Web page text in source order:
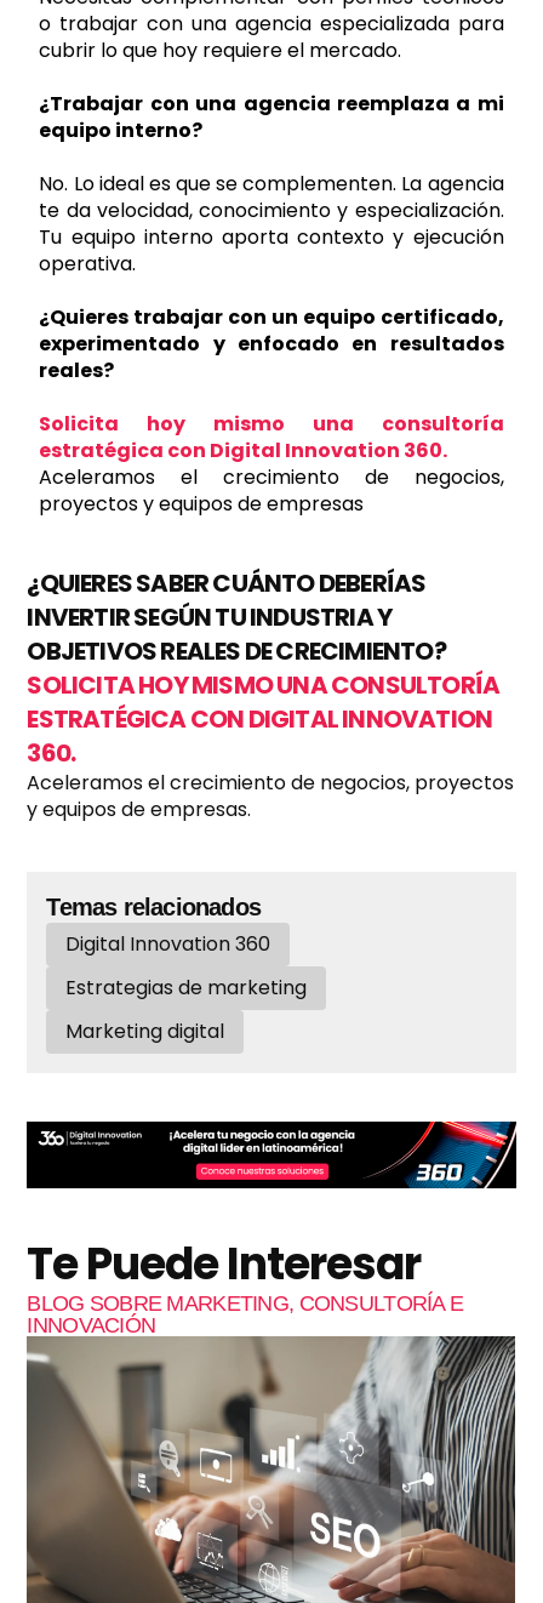
o trabajar con una agencia especializada para
cubrir lo que hoy requiere el mercado.
¿Trabajar con una agencia reemplaza a mi
equipo interno?
No. Lo ideal es que se complementen. La agencia
te da velocidad, conocimiento y especialización.
Tu equipo interno aporta contexto y ejecución
operativa.
¿Quieres trabajar con un equipo certificado,
experimentado y enfocado en resultados
reales?
Solicita hoy mismo una consultoría
estratégica con Digital Innovation 360.
Aceleramos el crecimiento de negocios,
proyectos y equipos de empresas
¿QUIERES SABER CUÁNTO DEBERÍAS
INVERTIR SEGÚN TU INDUSTRIA Y
OBJETIVOS REALES DE CRECIMIENTO?
SOLICITA HOY MISMO UNA CONSULTORÍA
ESTRATÉGICA CON DIGITAL INNOVATION
360.
Aceleramos el crecimiento de negocios, proyectos
y equipos de empresas.
Temas relacionados
Digital Innovation 360
Estrategias de marketing
Marketing digital
Te Puede Interesar
BLOG SOBRE MARKETING, CONSULTORÍA E
INNOVACIÓN